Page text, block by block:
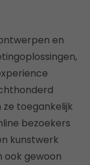
en
toegankelijk
bezoekers
kunstwerk
ook gewoon